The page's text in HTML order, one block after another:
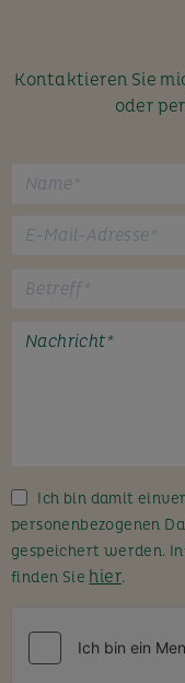
Kontaktieren Sie
oder
e
d
i
e
Ich bin damit
personenbezogenen
gespeichert werden.
finden Sie hier.